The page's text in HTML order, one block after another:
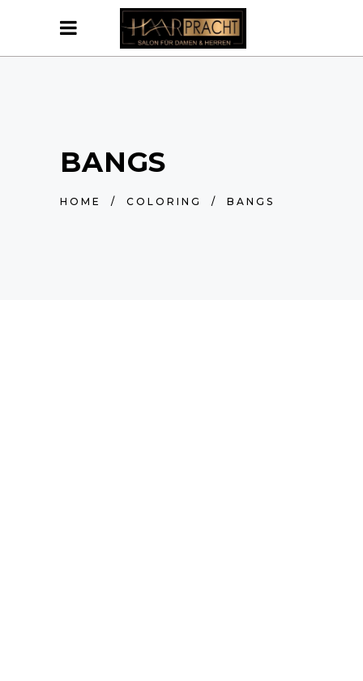
BANGS
HOME / COLORING / BANGS